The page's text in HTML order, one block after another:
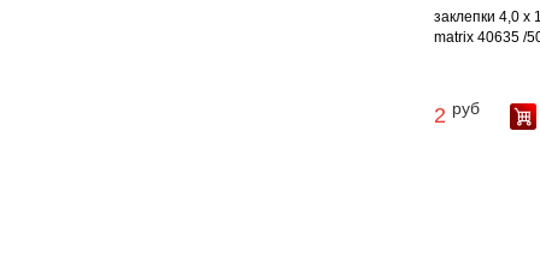
заклепки 4,0 х
matrix 40635 /
2 руб